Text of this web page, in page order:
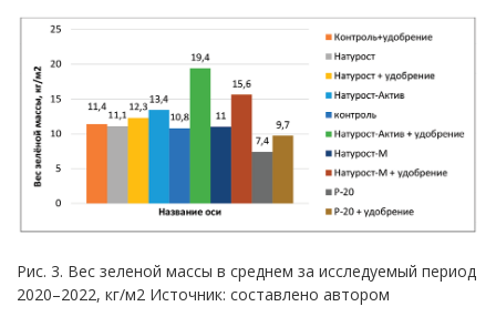
Рис. 3. Вес зеленой массы в среднем за исследуемый период
2020–2022, кг/м2 Источник: составлено автором